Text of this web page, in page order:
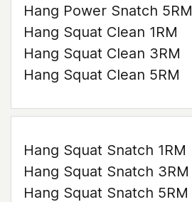
Hang Power Snatch 5RM
Hang Squat Clean 1RM
Hang Squat Clean 3RM
Hang Squat Clean 5RM
Hang Squat Snatch 1RM
Hang Squat Snatch 3RM
Hang Squat Snatch 5RM